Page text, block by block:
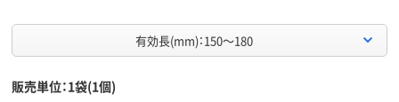
有効長(mm)：150～180
販売単位：1袋(1個)